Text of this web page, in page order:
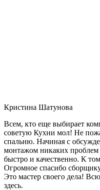
Кристина Шатунова
Всем, кто еще выбирает
советую Кухни мол! Не
спальню. Начиная с
монтажом никаких
быстро и качественно. К
Огромное спасибо
Это мастер своего дела!
здесь.